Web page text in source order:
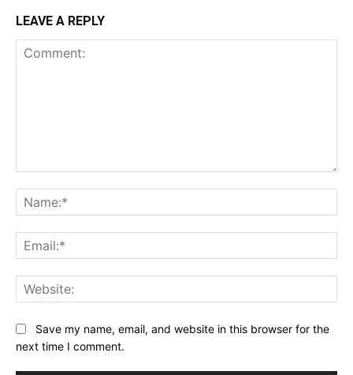
LEAVE A REPLY
Save my name, email, and website in this browser for the
next time I comment.